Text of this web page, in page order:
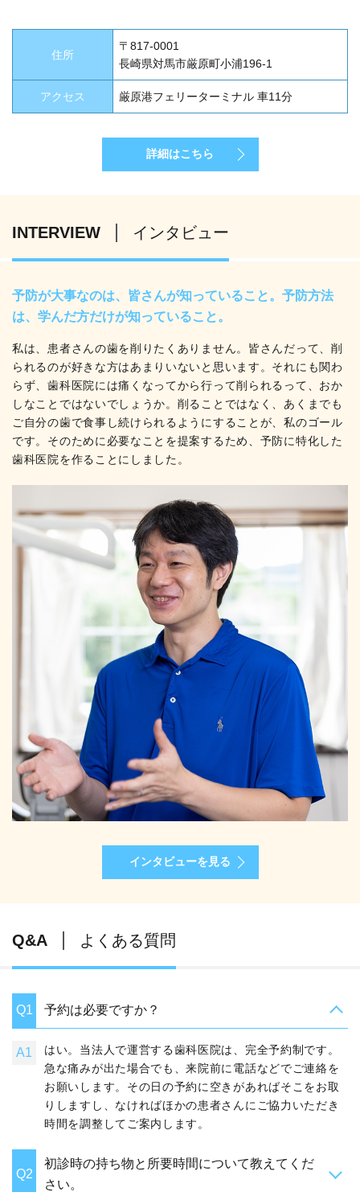
住所
〒817-0001
長崎県対馬市厳原町小浦196-1
アクセス 厳原港フェリーターミナル 車11分
詳細はこちら
INTERVIEW インタビュー
予防が大事なのは、皆さんが知っていること。予防方法
は、学んだ方だけが知っていること。
私は、患者さんの歯を削りたくありません。皆さんだって、削
られるのが好きな方はあまりいないと思います。それにも関わ
らず、歯科医院には痛くなってから行って削られるって、おか
しなことではないでしょうか。削ることではなく、あくまでも
ご自分の歯で食事し続けられるようにすることが、私のゴール
です。そのために必要なことを提案するため、予防に特化した
歯科医院を作ることにしました。
インタビューを見る
Q&A よくある質問
Q1 予約は必要ですか？
A1
はい。当法人で運営する歯科医院は、完全予約制です。
急な痛みが出た場合でも、来院前に電話などでご連絡を
お願いします。その日の予約に空きがあればそこをお取
りしますし、なければほかの患者さんにご協力いただき
時間を調整してご案内します。
Q2
初診時の持ち物と所要時間について教えてくだ
さい。